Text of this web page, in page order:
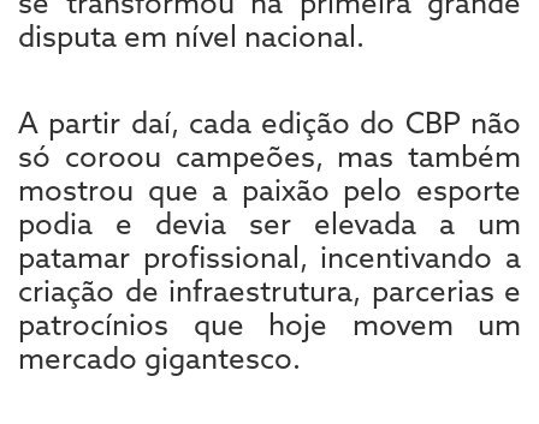
disputa em nível nacional.
A partir daí, cada edição do CBP não
só coroou campeões, mas também
mostrou que a paixão pelo esporte
podia e devia ser elevada a um
patamar profissional, incentivando a
criação de infraestrutura, parcerias e
patrocínios que hoje movem um
mercado gigantesco.